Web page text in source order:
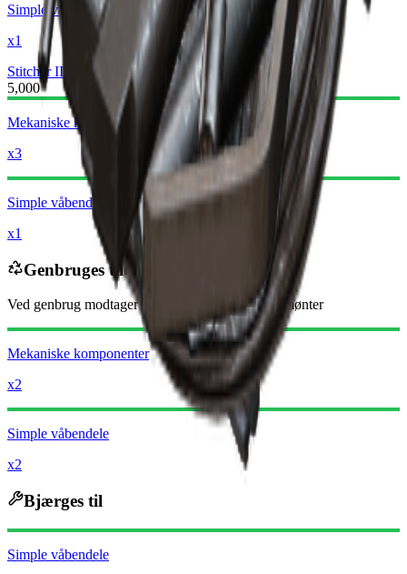
Simple våbendele
x1
Stitcher III
Stitcher IV
5,000
Mekaniske komponenter
x3
Simple våbendele
x1
Genbruges til
Ved genbrug modtager du mindre Raider-mønter
Mekaniske komponenter
x2
Simple våbendele
x2
Bjærges til
Simple våbendele